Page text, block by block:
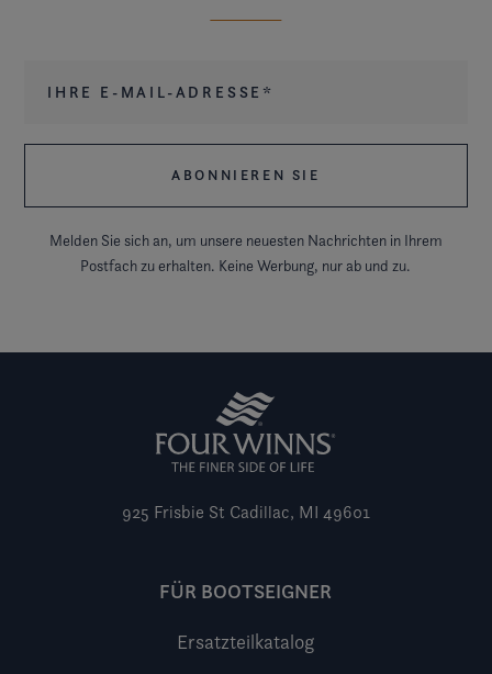
Melden Sie sich an, um unsere neuesten Nachrichten in Ihrem
Postfach zu erhalten. Keine Werbung, nur ab und zu.
925 Frisbie St Cadillac, MI 49601
FÜR BOOTSEIGNER
Ersatzteilkatalog